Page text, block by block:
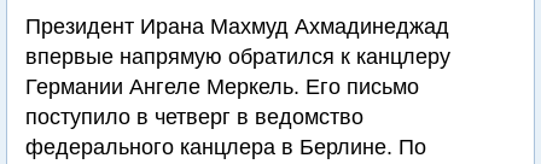
Президент Ирана Махмуд Ахмадинеджад
впервые напрямую обратился к канцлеру
Германии Ангеле Меркель. Его письмо
поступило в четверг в ведомство
федерального канцлера в Берлине. По